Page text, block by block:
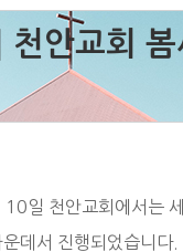
천안교회 봄
일 천안교회에서는
데서 진행되었습니다.